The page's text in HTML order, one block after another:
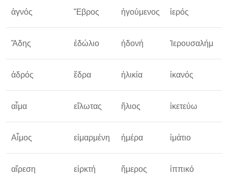
ἁγνός Ἕβρος ἡγούμενος ἱερός
Ἅδης ἑδώλιο ἡδονή Ἱερουσαλήμ
ἀδρός ἕδρα ἡλικία ἱκανός
αἷμα εἵλωτας ἥλιος ἱκετεύω
Αἷμος εἱμαρμένη ἡμέρα ἱμάτιο
αἵρεση εἱρκτή ἥμερος ἱππικό